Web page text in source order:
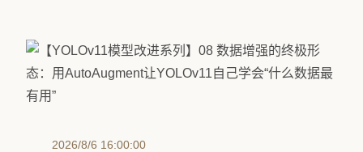
2026/8/6 16:00:00